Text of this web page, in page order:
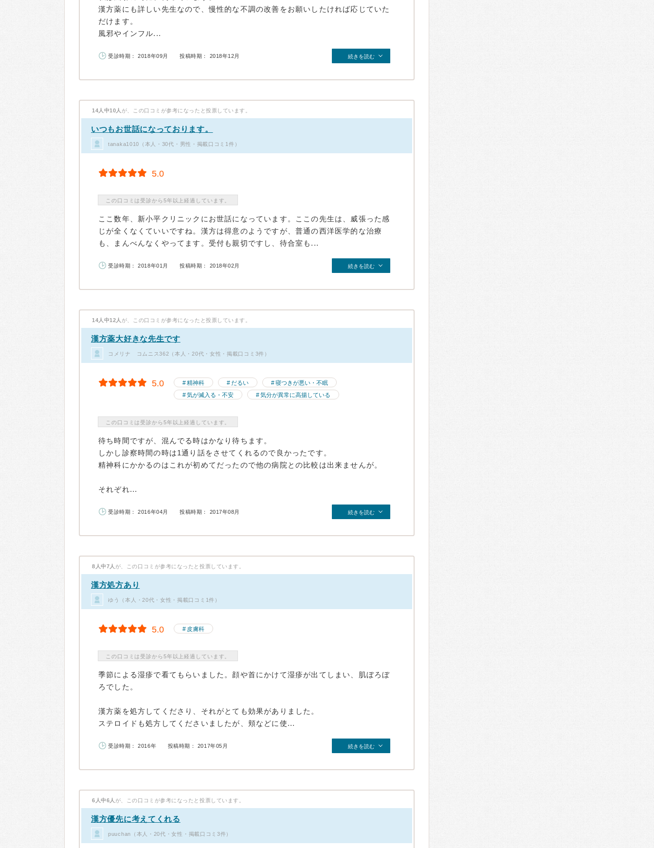
漢方薬にも詳しい先生なので、慢性的な不調の改善をお願いしたければ応じていた
だけます。
風邪やインフル...
受診時期： 2018年09月 投稿時期： 2018年12月 続きを読む
14人中10人 が、この口コミが参考になったと投票しています。
いつもお世話になっております。
tanaka1010（本人・30代・男性・掲載口コミ1件）
5.0
この口コミは受診から5年以上経過しています。
ここ数年、新小平クリニックにお世話になっています。ここの先生は、威張った感
じが全くなくていいですね。漢方は得意のようですが、普通の西洋医学的な治療
も、まんべんなくやってます。受付も親切ですし、待合室も...
受診時期： 2018年01月 投稿時期： 2018年02月 続きを読む
14人中12人 が、この口コミが参考になったと投票しています。
漢方薬大好きな先生です
コメリナ コムニス362（本人・20代・女性・掲載口コミ3件）
5.0 精神科 だるい
寝つきが悪い・不眠
気が滅入る・不安
気分が異常に高揚している
この口コミは受診から5年以上経過しています。
待ち時間ですが、混んでる時はかなり待ちます。
しかし診察時間の時は1通り話をさせてくれるので良かったです。
精神科にかかるのはこれが初めてだったので他の病院との比較は出来ませんが。
それぞれ...
受診時期： 2016年04月 投稿時期： 2017年08月 続きを読む
8人中7人 が、この口コミが参考になったと投票しています。
漢方処方あり
ゆう（本人・20代・女性・掲載口コミ1件）
5.0 皮膚科
この口コミは受診から5年以上経過しています。
季節による湿疹で看てもらいました。顔や首にかけて湿疹が出てしまい、肌ぼろぼ
ろでした。
漢方薬を処方してくださり、それがとても効果がありました。
ステロイドも処方してくださいましたが、頬などに使...
受診時期： 2016年 投稿時期： 2017年05月 続きを読む
6人中6人 が、この口コミが参考になったと投票しています。
漢方優先に考えてくれる
puuchan（本人・20代・女性・掲載口コミ3件）